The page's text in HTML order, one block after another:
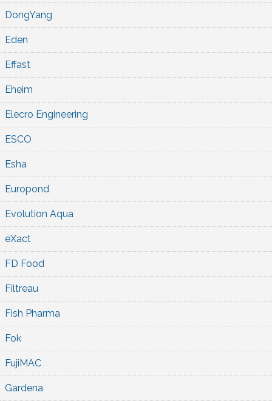
DongYang
Eden
Effast
Eheim
Elecro Engineering
ESCO
Esha
Europond
Evolution Aqua
eXact
FD Food
Filtreau
Fish Pharma
Fok
FujiMAC
Gardena